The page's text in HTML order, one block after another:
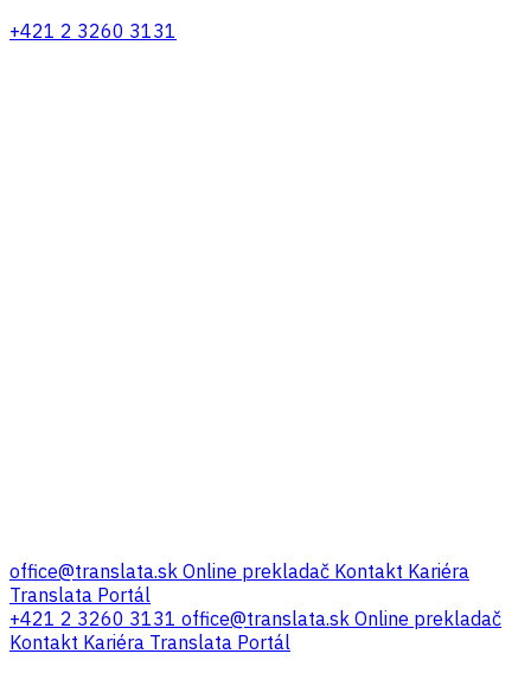
+421 2 3260 3131
office@translata.sk Online prekladač Kontakt Kariéra
Translata Portál
+421 2 3260 3131 office@translata.sk Online prekladač
Kontakt Kariéra Translata Portál